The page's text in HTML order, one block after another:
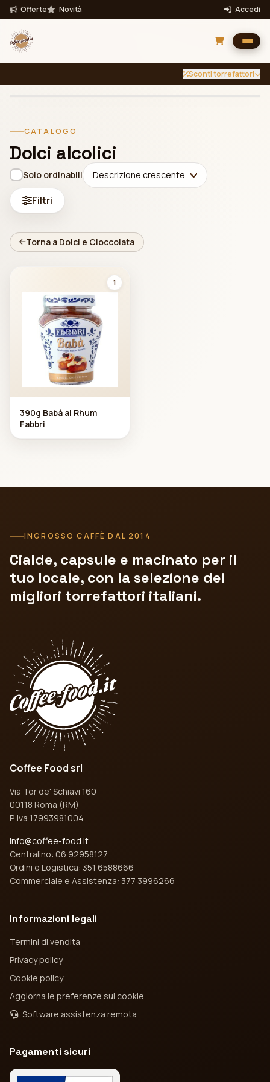
Offerte Novità Accedi
Sconti torrefattori
Bevande Filtra
CATALOGO
Dolci alcolici
Solo ordinabili Descrizione crescente
Filtri
Torna a Dolci e Cioccolata
1
390g Babà al Rhum
Fabbri
INGROSSO CAFFÈ DAL 2014
Cialde, capsule e macinato per il
tuo locale, con la selezione dei
migliori torrefattori italiani.
Coffee Food srl
Via Tor de' Schiavi 160
00118 Roma (RM)
P. Iva 17993981004
info@coffee-food.it
Centralino: 06 92958127
Ordini e Logistica: 351 6588666
Commerciale e Assistenza: 377 3996266
Informazioni legali
Termini di vendita
Privacy policy
Cookie policy
Aggiorna le preferenze sui cookie
Software assistenza remota
Pagamenti sicuri